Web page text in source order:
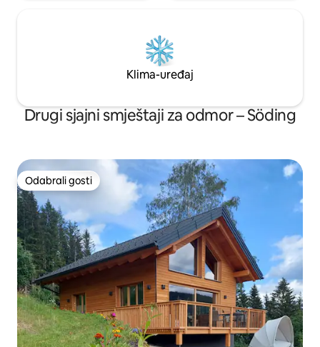
Klima-uređaj
Drugi sjajni smještaji za odmor – Söding
Odabrali gosti
Odabrali gosti